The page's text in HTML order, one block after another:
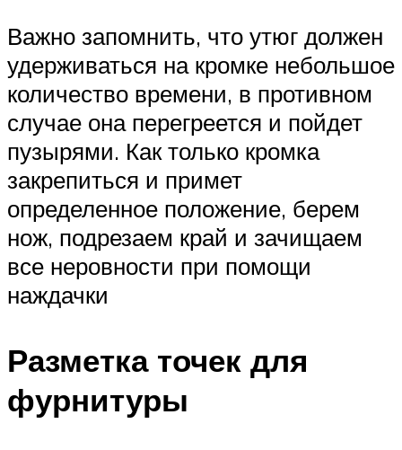
Важно запомнить, что утюг должен
удерживаться на кромке небольшое
количество времени, в противном
случае она перегреется и пойдет
пузырями. Как только кромка
закрепиться и примет
определенное положение, берем
нож, подрезаем край и зачищаем
все неровности при помощи
наждачки
Разметка точек для
фурнитуры